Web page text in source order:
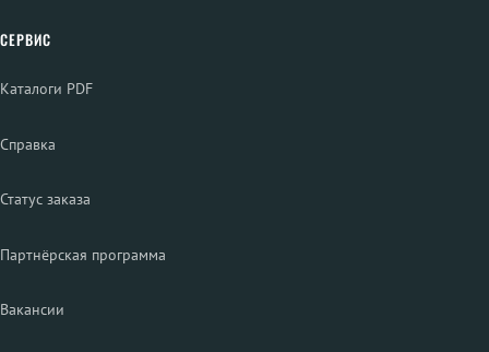
СЕРВИС
Каталоги PDF
Справка
Статус заказа
Партнёрская программа
Вакансии